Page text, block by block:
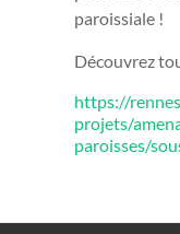
paroissiale !
Découvrez
https://
projets/
paroisses/